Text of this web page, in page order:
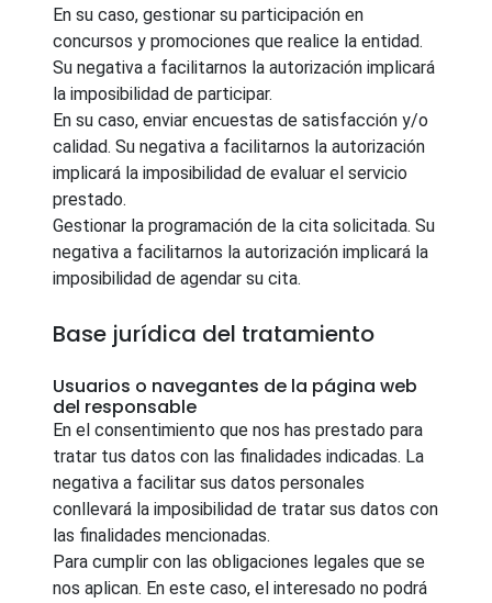
En su caso, gestionar su participación en
concursos y promociones que realice la entidad.
Su negativa a facilitarnos la autorización implicará
la imposibilidad de participar.
En su caso, enviar encuestas de satisfacción y/o
calidad. Su negativa a facilitarnos la autorización
implicará la imposibilidad de evaluar el servicio
prestado.
Gestionar la programación de la cita solicitada. Su
negativa a facilitarnos la autorización implicará la
imposibilidad de agendar su cita.
Base jurídica del tratamiento
Usuarios o navegantes de la página web
del responsable
En el consentimiento que nos has prestado para
tratar tus datos con las finalidades indicadas. La
negativa a facilitar sus datos personales
conllevará la imposibilidad de tratar sus datos con
las finalidades mencionadas.
Para cumplir con las obligaciones legales que se
nos aplican. En este caso, el interesado no podrá